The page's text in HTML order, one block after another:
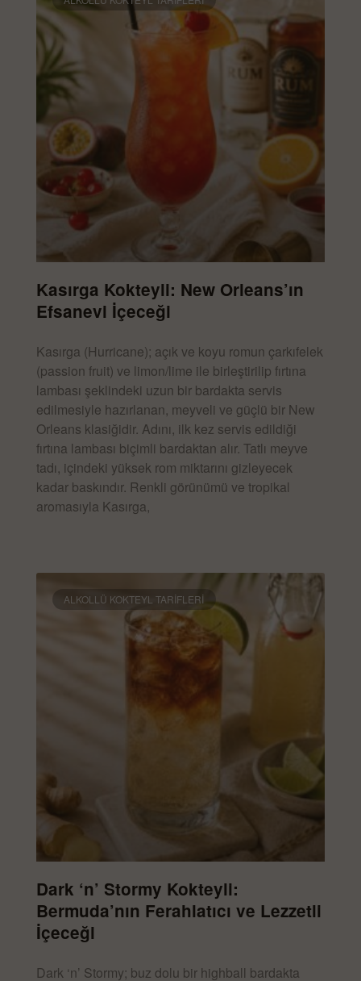
Kasırga Kokteyli: New Orleans’ın
Efsanevi İçeceği
Kasırga (Hurricane); açık ve koyu romun çarkıfelek
(passion fruit) ve limon/lime ile birleştirilip fırtına
lambası şeklindeki uzun bir bardakta servis
edilmesiyle hazırlanan, meyveli ve güçlü bir New
Orleans klasiğidir. Adını, ilk kez servis edildiği
fırtına lambası biçimli bardaktan alır. Tatlı meyve
tadı, içindeki yüksek rom miktarını gizleyecek
kadar baskındır. Renkli görünümü ve tropikal
aromasıyla Kasırga,
ALKOLLÜ KOKTEYL TARIFLERI
Dark ‘n’ Stormy Kokteyli:
Bermuda’nın Ferahlatıcı ve Lezzetli
İçeceği
Dark ‘n’ Stormy; buz dolu bir highball bardakta